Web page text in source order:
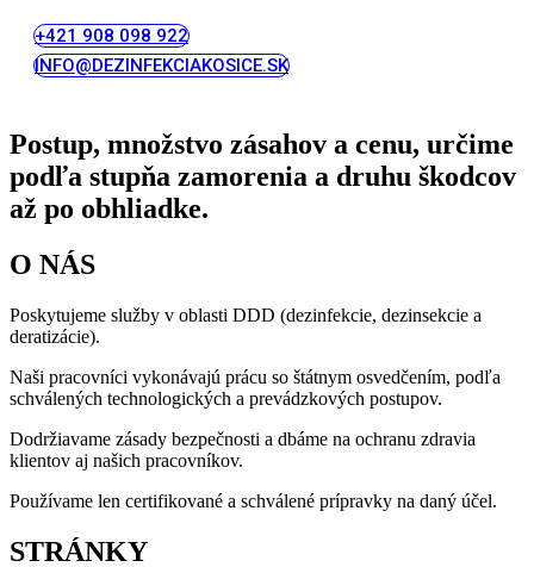
+421 908 098 922
INFO@DEZINFEKCIAKOSICE.SK
Postup, množstvo zásahov a cenu, určime
podľa stupňa zamorenia a druhu škodcov
až po obhliadke.
O NÁS
Poskytujeme služby v oblasti DDD (dezinfekcie, dezinsekcie a
deratizácie).
Naši pracovníci vykonávajú prácu so štátnym osvedčením, podľa
schválených technologických a prevádzkových postupov.
Dodržiavame zásady bezpečnosti a dbáme na ochranu zdravia
klientov aj našich pracovníkov.
Používame len certifikované a schválené prípravky na daný účel.
STRÁNKY